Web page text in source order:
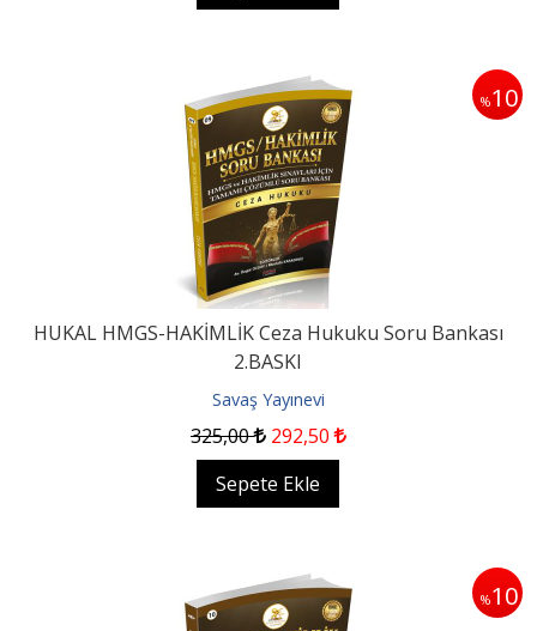
%10
HUKAL HMGS-HAKİMLİK Ceza Hukuku Soru Bankası
2.BASKI
Savaş Yayınevi
325,00 292,50
Sepete Ekle
%10